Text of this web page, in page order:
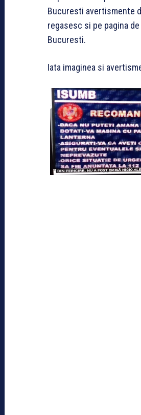
Bucuresti avertismente
regasesc si pe pagina
Bucuresti.
Iata imaginea si